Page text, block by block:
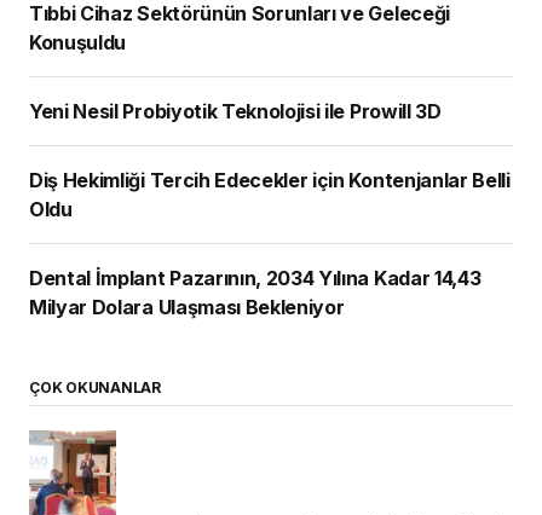
Tıbbi Cihaz Sektörünün Sorunları ve Geleceği
Konuşuldu
Yeni Nesil Probiyotik Teknolojisi ile Prowill 3D
Diş Hekimliği Tercih Edecekler için Kontenjanlar Belli
Oldu
Dental İmplant Pazarının, 2034 Yılına Kadar 14,43
Milyar Dolara Ulaşması Bekleniyor
ÇOK OKUNANLAR